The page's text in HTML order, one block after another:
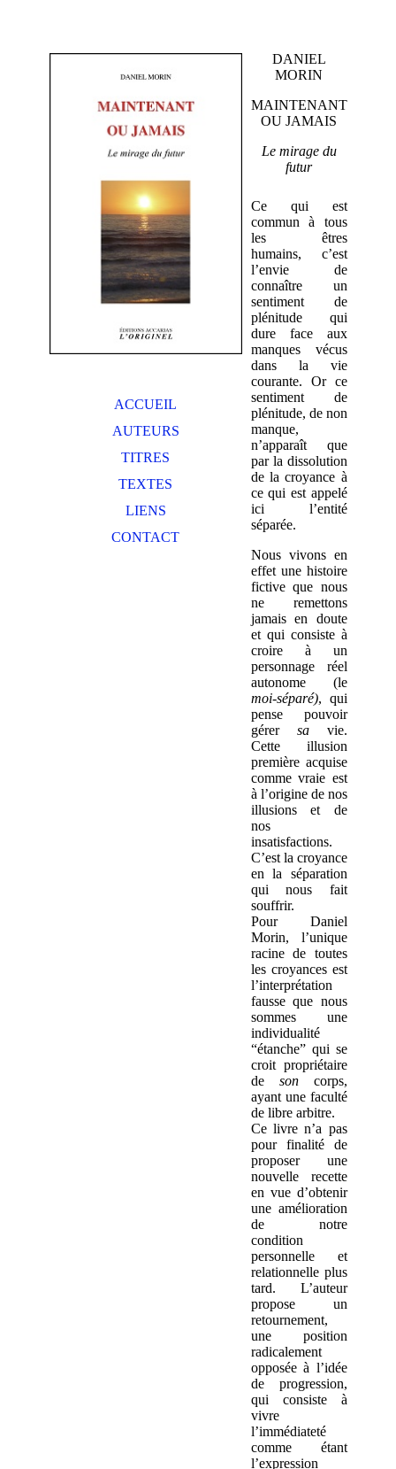
ACCUEIL
AUTEURS
TITRES
TEXTES
LIENS
CONTACT
DANIEL
MORIN
MAINTENANT
OU JAMAIS
Le mirage du
futur
Ce qui est
commun à tous
les êtres
humains, c’est
l’envie de
connaître un
sentiment de
plénitude qui
dure face aux
manques vécus
dans la vie
courante. Or ce
sentiment de
plénitude, de non
manque,
n’apparaît que
par la dissolution
de la croyance à
ce qui est appelé
ici l’entité
séparée.
Nous vivons en
effet une histoire
fictive que nous
ne remettons
jamais en doute
et qui consiste à
croire à un
personnage réel
autonome (le
moi-séparé), qui
pense pouvoir
gérer savie.
Cette illusion
première acquise
comme vraie est
à l’origine de nos
illusions et de
nos
insatisfactions.
C’est la croyance
en la séparation
qui nous fait
souffrir.
Pour Daniel
Morin, l’unique
racine de toutes
les croyances est
l’interprétation
fausse que nous
sommes une
individualité
“étanche” qui se
croit propriétaire
de soncorps,
ayant une faculté
de libre arbitre.
Ce livre n’a pas
pour finalité de
proposer une
nouvelle recette
en vue d’obtenir
une amélioration
de notre
condition
personnelle et
relationnelle plus
tard. L’auteur
propose un
retournement,
une position
radicalement
opposée à l’idée
de progression,
qui consiste à
vivre
l’immédiateté
comme étant
l’expression